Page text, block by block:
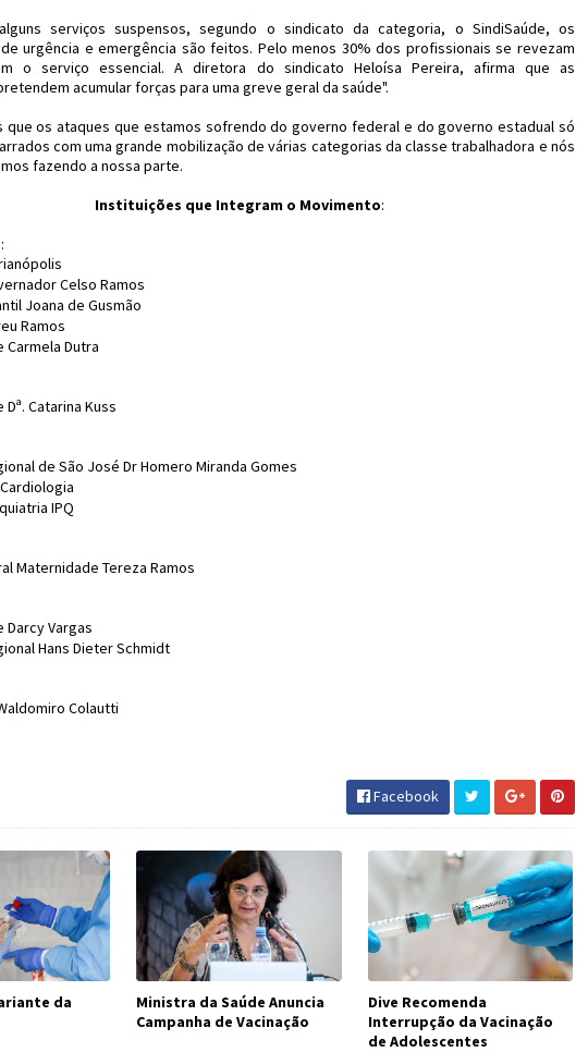
serviços suspensos, segundo o sindicato da categoria, o SindiSaúde, os
urgência e emergência são feitos. Pelo menos 30% dos profissionais se revezam
o serviço essencial. A diretora do sindicato Heloísa Pereira, afirma que as
acumular forças para uma greve geral da saúde".
que os ataques que estamos sofrendo do governo federal e do governo estadual só
com uma grande mobilização de várias categorias da classe trabalhadora e nós
fazendo a nossa parte.
Instituições que Integram o Movimento:
:
Celso Ramos
Joana de Gusmão
Ramos
Carmela Dutra
Catarina Kuss
de São José Dr Homero Miranda Gomes
IPQ
Maternidade Tereza Ramos
Darcy Vargas
Hans Dieter Schmidt
Colautti
Facebook
da
Ministra da Saúde Anuncia
Campanha de Vacinação
Dive Recomenda
Interrupção da Vacinação
de Adolescentes